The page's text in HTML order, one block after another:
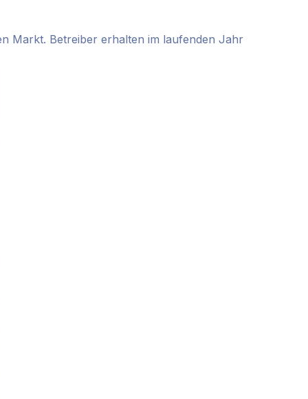
Markt. Betreiber erhalten im laufenden Jahr